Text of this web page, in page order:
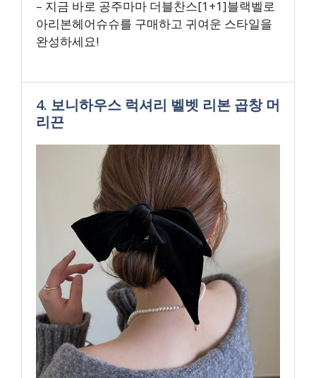
– 지금 바로 공주마마 더블찬스[1+1]블랙벨로
아리본헤어슈슈를 구매하고 귀여운 스타일을
완성하세요!
4. 보니하우스 럭셔리 벨벳 리본 곱창 머
리끈